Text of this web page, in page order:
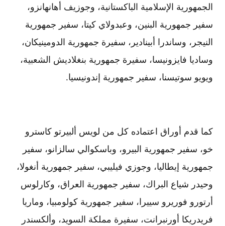
الجمهورية الإسلامية الباكستانية، وجوزيف أهانهانزو،
سفير جمهورية البنين، وعبدولاي كيتا، سفير جمهورية
النيجر، وساندرا أبينادير، سفيرة جمهورية الدومينيكان،
وساديا فايزونيسا، سفيرة جمهورية بنغلاديش الشعبية،
ويويو سوتيسنا، سفير جمهورية إندونيسيا.
كما قدم أوراق اعتماده كل من لويس ألبيرتو كاسترو
خو، سفير جمهورية البيرو، وباسكوالي سالزانو، سفير
جمهورية إيطاليا، وجوزي فيليبي، سفير جمهورية أنغولا،
وحيدر شياع البراك، سفير جمهورية العراق، وكارلوس
أرتورو فوريرو سييرا، سفير جمهورية كولومبيا، وماريا
فريدريكا أورنبرانت، سفيرة مملكة السويد، وألكسندر